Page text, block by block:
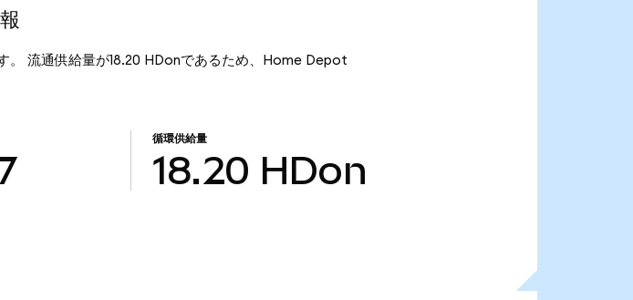
流通供給量が18.20 HDonであるため、Home Depot
循環供給量
18.20 HDon